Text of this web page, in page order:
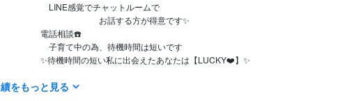
LINE感覚でチャットルームで
お話する方が得意です✨
電話相談☎️
子育て中の為、待機時間は短いです
✨待機時間の短い私に出会えたあなたは【LUCKY❤️】✨️
ご希望の方は、メッセージお願いします(^人^)
をもっと見る